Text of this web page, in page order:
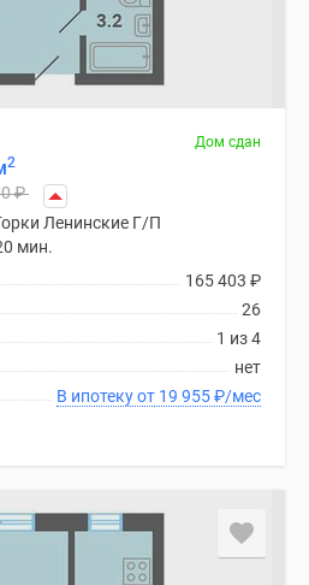
Дом сдан
2
₽
Ленинские Г/П
мин.
165 403 ₽
26
1 из 4
нет
В ипотеку от 19 955₽/мес